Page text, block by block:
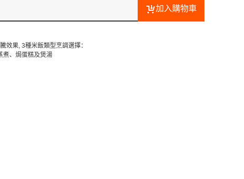
加入購物車
效果, 3種米飯類型烹調選擇：
煮、焗蛋糕及煲湯